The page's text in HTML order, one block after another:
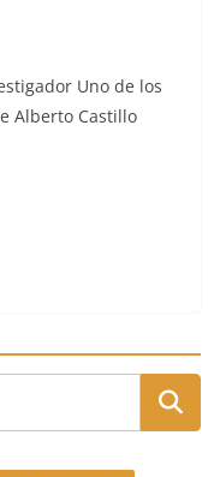
Uno de los
Alber­to Castil­lo